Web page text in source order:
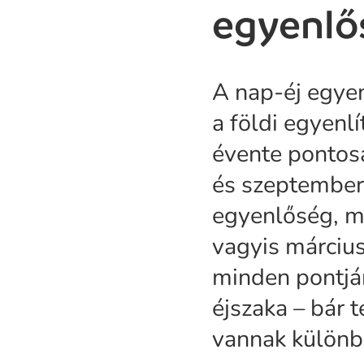
A nap-éj
a földi
évente
és
egyenlőség,
vagyis
minden
éjszaka – bár
vannak